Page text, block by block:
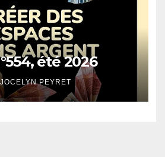
été 2026
JOCELYN PEYRET